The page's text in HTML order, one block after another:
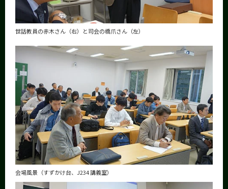
世話教員の赤木さん（右）と司会の橋爪さん（左）
会場風景（すずかけ台、J234 講義室）